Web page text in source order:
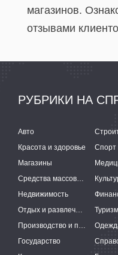
магазинов.
отзывами
РУБРИКИ НА
Авто
Красота и здоровье
Спорт
Магазины
Средства массовой информации
Недвижимость
Отдых и развлечения
Туризм
Производство и поставки
Государство